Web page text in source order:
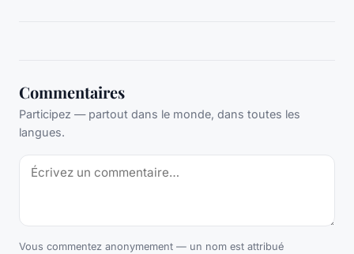
Commentaires
Participez — partout dans le monde, dans toutes les
langues.
Vous commentez anonymement — un nom est attribué